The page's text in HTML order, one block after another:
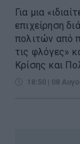
Για μια
επιχείρηση
πολιτών από
τις φλόγες»
Κρίσης και
18:50 | 08